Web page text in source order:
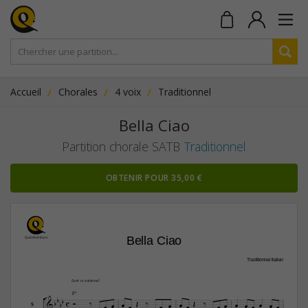
Accueil Chorales 4 voix Traditionnel
Bella Ciao
Partition chorale SATB Traditionnel
OBTENIR POUR 35,00 €

Bella Ciao
Traditionnel italien


Lent et solennel
S
F5
         